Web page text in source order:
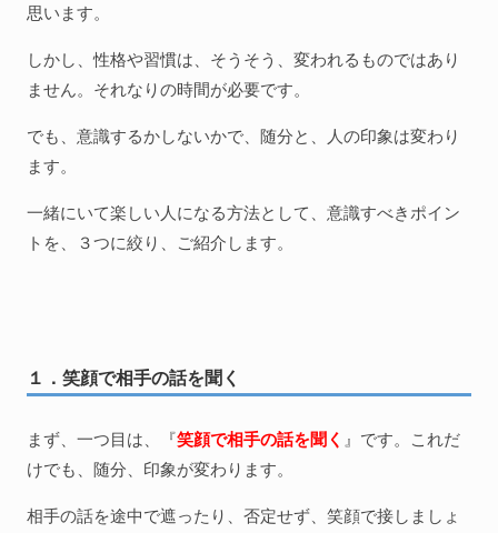
思います。
しかし、性格や習慣は、そうそう、変われるものではあり
ません。それなりの時間が必要です。
でも、意識するかしないかで、随分と、人の印象は変わり
ます。
一緒にいて楽しい人になる方法として、意識すべきポイン
トを、３つに絞り、ご紹介します。
１．笑顔で相手の話を聞く
まず、一つ目は、『笑顔で相手の話を聞く 』です。これだ
けでも、随分、印象が変わります。
相手の話を途中で遮ったり、否定せず、笑顔で接しましょ